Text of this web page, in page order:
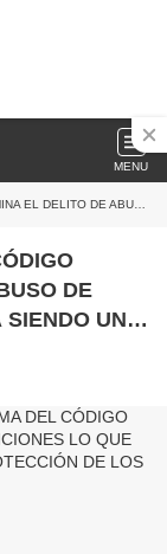
MENU
DE PROTECCIÓN DE LOS ACTOS DE CORRUPCIÓN”
DE
SIENDO UN
ACTOS